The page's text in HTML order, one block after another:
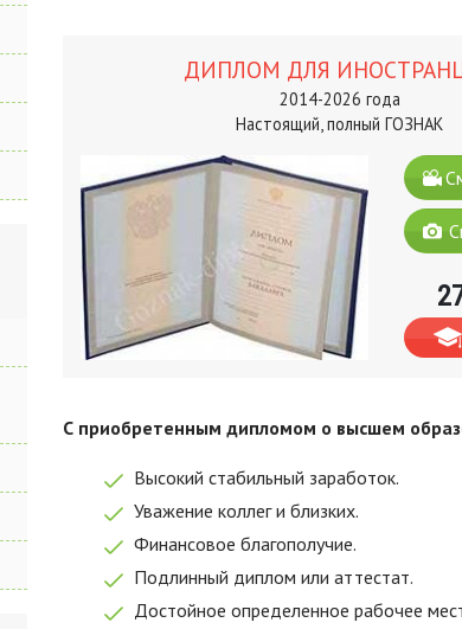
ДИПЛОМ ДЛЯ
2014-2026 года
Настоящий, полный ГОЗНАК
С приобретенным дипломом о высшем
Высокий стабильный заработок.
Уважение коллег и близких.
Финансовое благополучие.
Подлинный диплом или аттестат.
Достойное определенное рабочее